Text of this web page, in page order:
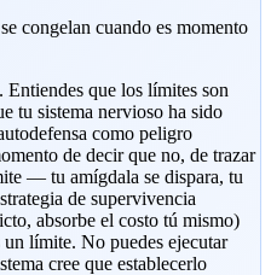
congelan cuando es momento
que los límites son
tu sistema nervioso ha sido
como peligro
de decir que no, de trazar
— tu amígdala se dispara, tu
de supervivencia
absorbe el costo tú mismo)
límite. No puedes ejecutar
cree que establecerlo